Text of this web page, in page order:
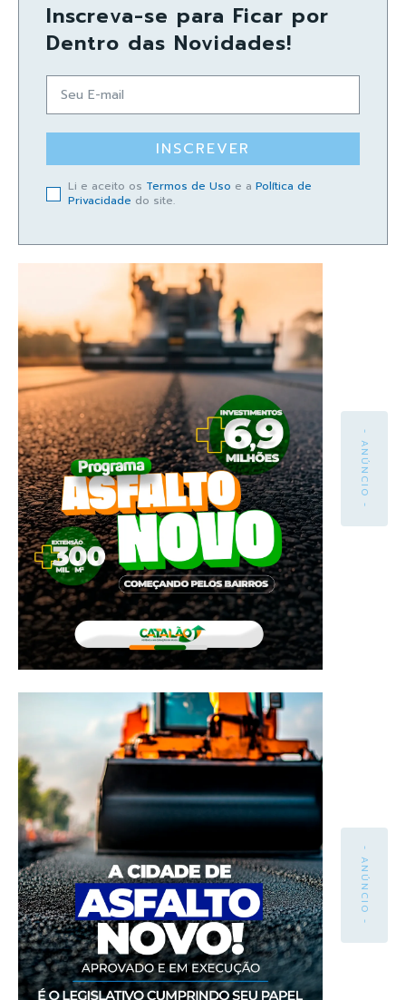
Inscreva-se para Ficar por
Dentro das Novidades!
INSCREVER
Li e aceito os Termos de Uso e a Política de
Privacidade do site.
- ANÚNCIO -
- ANÚNCIO -